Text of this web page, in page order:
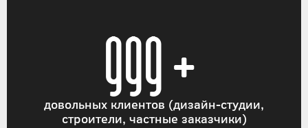
999+
довольных клиентов (дизайн-студии,
строители, частные заказчики)